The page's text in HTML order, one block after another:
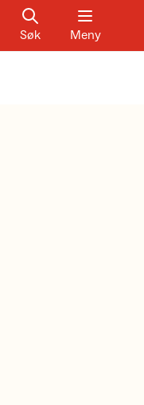
Søk Meny